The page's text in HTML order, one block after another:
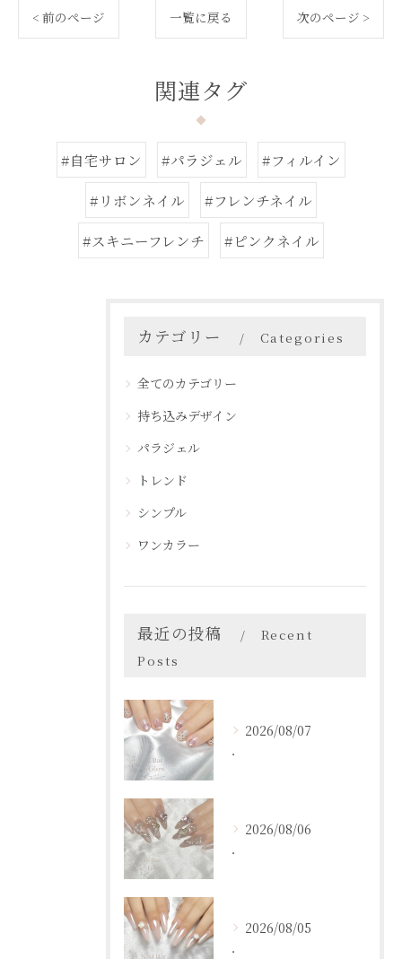
< 前のページ 一覧に戻る 次のページ >
関連タグ
#自宅サロン #パラジェル #フィルイン
#リボンネイル #フレンチネイル
#スキニーフレンチ #ピンクネイル
カテゴリー Categories
全てのカテゴリー
持ち込みデザイン
パラジェル
トレンド
シンプル
ワンカラー
最近の投稿
Recent
Posts
2026/08/07
．
2026/08/06
．
2026/08/05
．